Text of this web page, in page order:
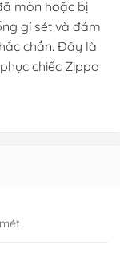
mòn hoặc bị
gỉ sét và đảm
chắn. Đây là
chiếc Zippo